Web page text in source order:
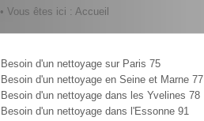
• Vous êtes ici : Accueil
Besoin d'un nettoyage sur Paris 75
Besoin d'un nettoyage en Seine et Marne 77
Besoin d'un nettoyage dans les Yvelines 78
Besoin d'un nettoyage dans l'Essonne 91